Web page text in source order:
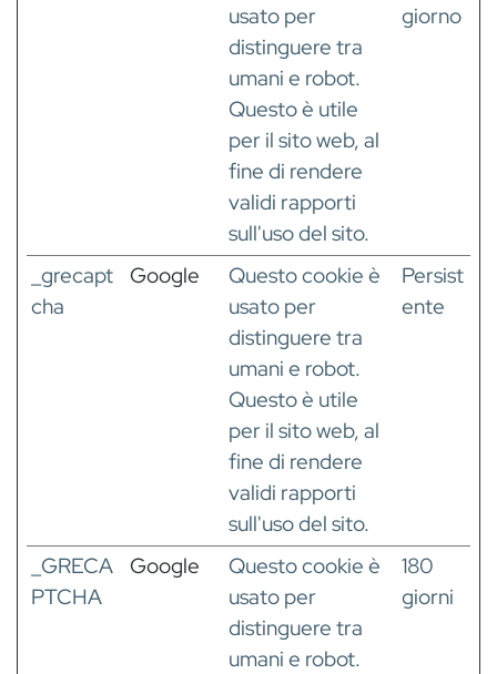
usato per
distinguere tra
umani e robot.
Questo è utile
per il sito web, al
fine di rendere
validi rapporti
sull'uso del sito.
giorno
_grecapt
cha
Google
Questo cookie è
usato per
distinguere tra
umani e robot.
Questo è utile
per il sito web, al
fine di rendere
validi rapporti
sull'uso del sito.
Persist
ente
_GRECA
PTCHA
Google
Questo cookie è
usato per
distinguere tra
umani e robot.
180
giorni